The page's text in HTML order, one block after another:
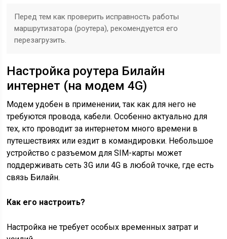
Перед тем как проверить исправность работы
маршрутизатора (роутера), рекомендуется его
перезагрузить.
Настройка роутера Билайн
интернет (на модем 4G)
Модем удобен в применении, так как для него не
требуются провода, кабели. Особенно актуально для
тех, кто проводит за интернетом много времени в
путешествиях или ездит в командировки. Небольшое
устройство с разъемом для SIM-карты может
поддерживать сеть 3G или 4G в любой точке, где есть
связь Билайн.
Как его настроить?
Настройка не требует особых временных затрат и